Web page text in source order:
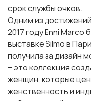
срок службы очков.
Одним из
2017 году Enni Marco
выставке Silmo в
получила за дизайн
– это коллекция
женщин, которые
женственность и